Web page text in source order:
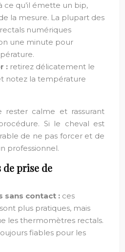
ce qu’il émette un bip,
la mesure. La plupart des
numériques
une minute pour
: retirez délicatement le
notez la température
calme et rassurant
Si le cheval est
de ne pas forcer et de
professionnel.
de prise de
sans contact : ces
plus pratiques, mais
les thermomètres rectals.
fiables pour les